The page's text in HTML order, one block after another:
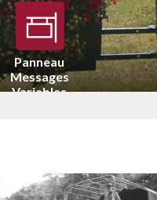
Panneau
Messages
Variables